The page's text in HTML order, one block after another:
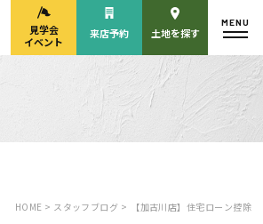
見学会・
見学会
イベント
来店予約 土地を探す
MENU
HOME > スタッフブログ > 【加古川店】住宅ローン控除